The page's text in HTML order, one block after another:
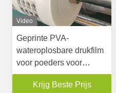
Video
Geprinte PVA-
wateroplosbare drukfilm
voor poeders voor
verticale machines
Krijg Beste Prijs